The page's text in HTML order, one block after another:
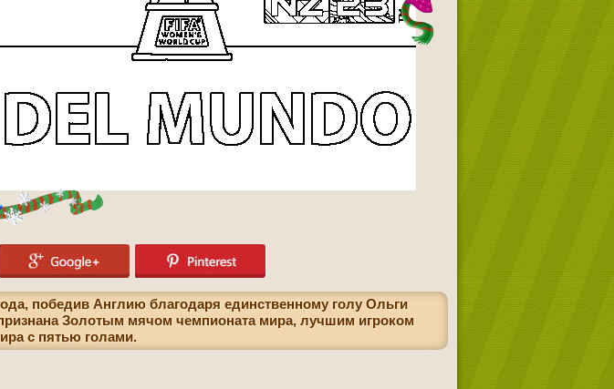
победив Англию благодаря единственному голу Ольги
Золотым мячом чемпионата мира, лучшим игроком
с пятью голами.